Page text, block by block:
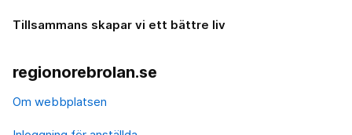
Tillsammans skapar vi ett bättre liv
regionorebrolan.se
Om webbplatsen